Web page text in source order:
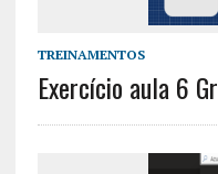
TREINAMENTOS
Exercício aula 6